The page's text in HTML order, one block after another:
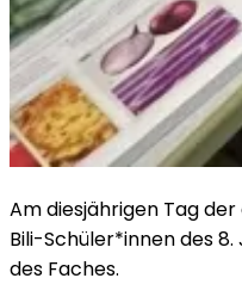
Am diesjährigen Tag
Bili-Schüler*innen des
des Faches.